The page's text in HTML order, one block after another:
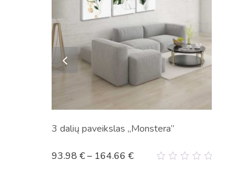
3 dalių paveikslas „Monstera”
93.98 €– 164.66 €